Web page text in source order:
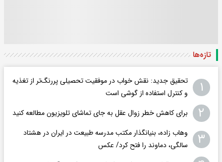
تازه‌ها
۱
تحقیق جدید: نقش خواب در موفقیت تحصیلی پررنگ‌تر از تغذیه
و کنترل استفاده از گوشی است
۲ برای کاهش خطر زوال عقل به جای تماشای تلویزیون مطالعه کنید
۳
وهاب زاده، بنیانگذار مکتب مدرسه طبیعت در ایران در هشتاد
سالگی، دماوند را فتح کرد/ عکس